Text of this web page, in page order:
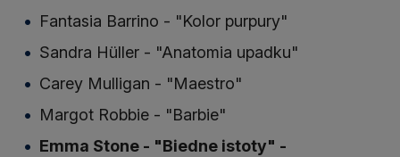
Fantasia Barrino - "Kolor purpury"
Sandra Hüller - "Anatomia upadku"
Carey Mulligan - "Maestro"
Margot Robbie - "Barbie"
Emma Stone - "Biedne istoty" -